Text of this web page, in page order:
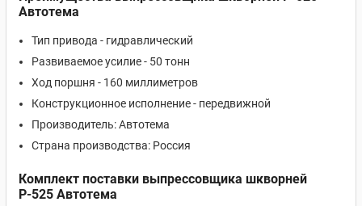
Автотема
Тип привода - гидравлический
Развиваемое усилие - 50 тонн
Ход поршня - 160 миллиметров
Конструкционное исполнение - передвижной
Производитель: Автотема
Страна производства: Россия
Комплект поставки выпрессовщика шкворней
Р-525 Автотема